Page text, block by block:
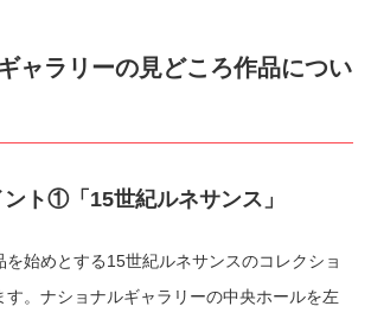
ャラリーの見どころ作品につい
ト①「15世紀ルネサンス」
を始めとする15世紀ルネサンスのコレクショ
す。ナショナルギャラリーの中央ホールを左